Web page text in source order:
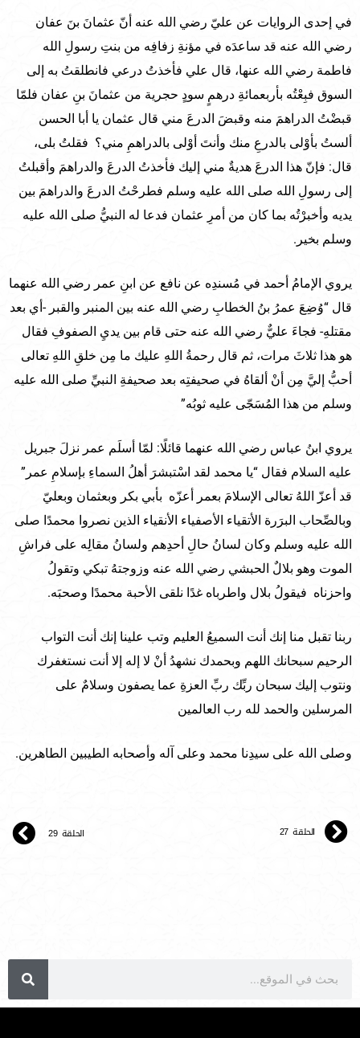
في إحدى الروايات عن عليّ رضي الله عنه أنّ عثمانَ بنَ عفان
رضي الله عنه قد ساعدَه في مؤنةِ زفافِه من بنتِ رسولِ الله
فاطمة رضي الله عنها، قال علي فأخذتُ درعي فانطلقتُ به إلى
السوق فبِعْتُه بأربعمائةِ درهمٍ سودٍ حجرية من عثمانَ بنِ عفان فلمّا
قبضْتُ الدراهمَ منه وقبضَ الدرعَ مني قال عثمان يا أبا الحسن
ألستُ بأوْلى بالدرعِ منك وأنتَ أوْلى بالدراهمِ مني؟ فقلتُ بلى،
قال: فإنّ هذا الدرعَ هديةٌ مني إليك فأخذتُ الدرعَ والدراهمَ وأقبلتُ
إلى رسولِ الله صلى الله عليه وسلم فطرحْتُ الدرعَ والدراهمَ بين
يديه وأخبرْتُه بما كان من أمرِ عثمان فدعا له النبيُّ صلى الله عليه
وسلم بخير.
يروي الإمامُ أحمد في مُسندِه عن نافع عن ابنِ عمر رضي الله عنهما
قال “وُضِعَ عمرُ بنُ الخطابِ رضي الله عنه بين المنبر والقبر -أي بعد
مقتلهِ- فجاءَ عليٌّ رضي الله عنه حتى قام بين يديِ الصفوفِ فقال
هو هذا ثلاثَ مرات، ثم قال رحمةُ اللهِ عليك ما مِن خلقِ اللهِ تعالى
أحبُّ إليَّ مِن أنْ ألقاهُ في صحيفتِه بعد صحيفةِ النبيِّ صلى الله عليه
وسلم من هذا المُسَجّى عليه ثوبُه”
يروي ابنُ عباس رضي الله عنهما قائلًا: لمّا أسلَم عمر نزلَ جبريل
عليه السلام فقال “يا محمد لقد اسْتبشرَ أهلُ السماءِ بإسلامِ عمر”
قد أعزّ اللهُ تعالى الإسلامَ بعمر أعزّه بأبي بكر وبعثمان وبعليّ
وبالصِّحاب البرَرة الأتقياء الأصفياء الأنقياء الذين نصروا محمدًا صلى
الله عليه وسلم وكان لسانُ حالِ أحدِهم ولسانُ مقالِه على فراشِ
الموت وهو بلالٌ الحبشي رضي الله عنه وزوجتهُ تبكي وتقولُ
واحزناه فيقولُ بلال واطرباه غدًا نلقى الأحبة محمدًا وصحبَه.
ربنا تقبل منا إنك أنت السميعُ العليم وتب علينا إنك أنت التواب
الرحيم سبحانك اللهم وبحمدك نشهدُ أنْ لا إله إلا أنت نستغفرك
ونتوب إليك سبحان ربِّك ربِّ العزةِ عما يصفون وسلامٌ على
المرسلين والحمد لله رب العالمين
وصلى الله على سيدِنا محمد وعلى آله وأصحابه الطيبين الطاهرين.
الحلقة 27 الحلقة 29